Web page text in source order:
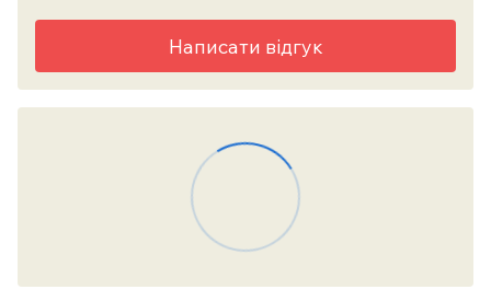
Написати відгук